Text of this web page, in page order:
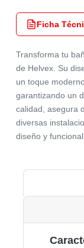
Ficha
Transforma tu
de Helvex. Su
un toque
garantizando un
calidad, asegura
diversas
diseño y